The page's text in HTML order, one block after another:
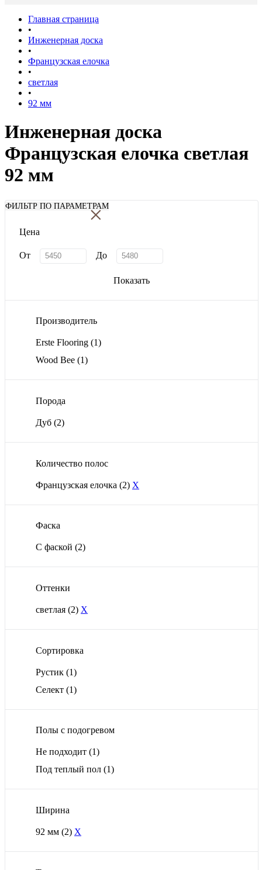
Главная страница
•
Инженерная доска
•
Французская елочка
•
светлая
•
92 мм
Инженерная доска
Французская елочка светлая
92 мм
ФИЛЬТР ПО ПАРАМЕТРАМ
×
Цена
От До
Показать
Производитель
Erste Flooring (1)
Wood Bee (1)
Порода
Дуб (2)
Количество полос
Французская елочка (2) X
Фаска
С фаской (2)
Оттенки
светлая (2) X
Сортировка
Рустик (1)
Селект (1)
Полы с подогревом
Не подходит (1)
Под теплый пол (1)
Ширина
92 мм (2) X